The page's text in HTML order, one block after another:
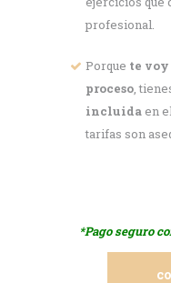
profesional.
Porque te voy
proceso,
incluidaen
tarifas son
*Pago seguro